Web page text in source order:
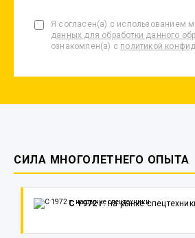
Я согласен(а) с использованием
данных для обработки данного
ознакомлен(а) с политикой
СИЛА МНОГОЛЕТНЕГО ОПЫТА
С 1972 г.на рынке